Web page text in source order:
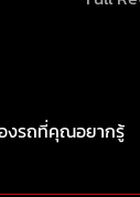
งรถที่คุณอยากรู้